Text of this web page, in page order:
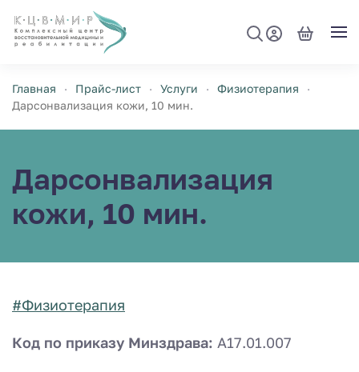
Перейти к содержимому
Главная Прайс-лист Услуги
Физиотерапия
Дарсонвализация кожи, 10 мин.
Дарсонвализация
кожи, 10 мин.
#Физиотерапия
Код по приказу Минздрава: A17.01.007